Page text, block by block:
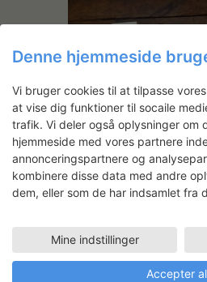
Denne hjemmeside
Vi bruger cookies til at tilpasse
at vise dig funktioner til socaile
trafik. Vi deler også oplysninger om
hjemmeside med vores partnere
annonceringspartnere og
kombinere disse data med andre
dem, eller som de har indsamlet fra
Mine indstillinger
Accepter